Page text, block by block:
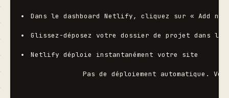
Dans le dashboard Netlify, cliquez sur « Add
Glissez-déposez votre dossier de projet dans la
Netlify déploie instantanément votre site
Pas de déploiement automatique.